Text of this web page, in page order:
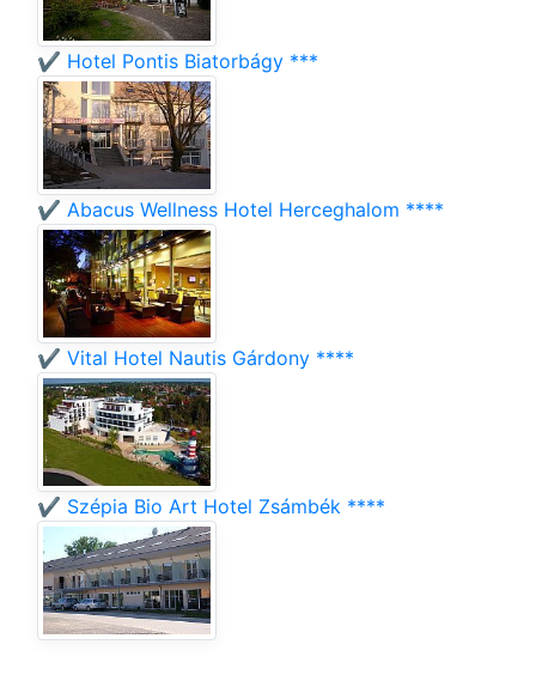
✔️ Hotel Pontis Biatorbágy ***
✔️ Abacus Wellness Hotel Herceghalom ****
✔️ Vital Hotel Nautis Gárdony ****
✔️ Szépia Bio Art Hotel Zsámbék ****